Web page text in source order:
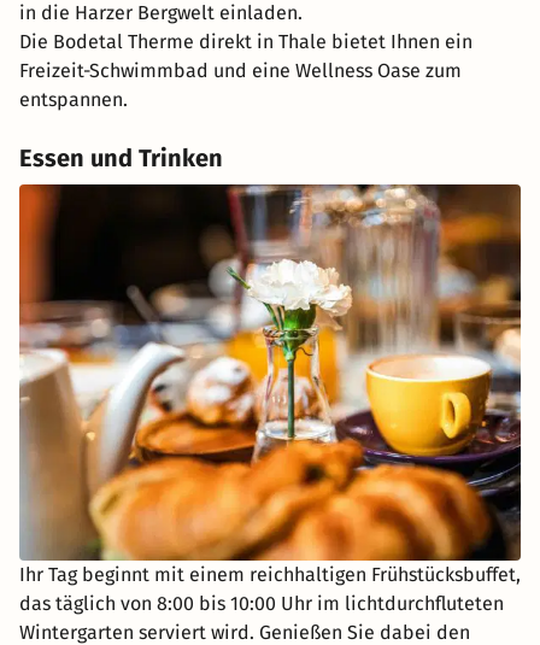
in die Harzer Bergwelt einladen.
Die Bodetal Therme direkt in Thale bietet Ihnen ein
Freizeit-Schwimmbad und eine Wellness Oase zum
entspannen.
Essen und Trinken
Ihr Tag beginnt mit einem reichhaltigen Frühstücksbuffet,
das täglich von 8:00 bis 10:00 Uhr im lichtdurchfluteten
Wintergarten serviert wird. Genießen Sie dabei den